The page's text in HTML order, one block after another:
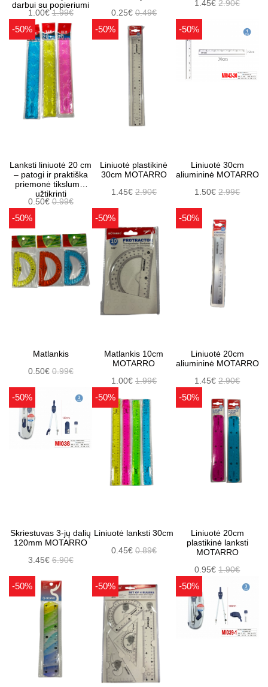
darbui su popieriumi
1.00€1.99€
0.25€ 0.49€
1.45€2.90€
-50%
Lanksti liniuotė 20 cm
– patogi ir praktiška
priemonė tikslumui
užtikrinti
0.50€0.99€
-50%
Liniuotė plastikinė
30cm MOTARRO
1.45€ 2.90€
-50%
Liniuotė 30cm
aliumininė MOTARRO
1.50€2.99€
-50%
Matlankis
0.50€0.99€
-50%
Matlankis 10cm
MOTARRO
1.00€ 1.99€
-50%
Liniuotė 20cm
aliumininė MOTARRO
1.45€2.90€
-50%
Skriestuvas 3-jų dalių
120mm MOTARRO
3.45€6.90€
-50%
Liniuotė lanksti 30cm
0.45€ 0.89€
-50%
Liniuotė 20cm
plastikinė lanksti
MOTARRO
0.95€1.90€
-50% -50% -50%